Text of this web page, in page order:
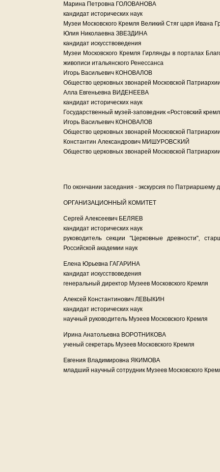
Марина Петровна ГОЛОВАНОВА
кандидат исторических наук
Музеи Московского Кремля Великий Стяг царя Ивана
Юлия Николаевна ЗВЕЗДИНА
кандидат искусствоведения
Музеи Московского Кремля Гирлянды в порталах
живописи итальянского Ренессанса
Игорь Васильевич КОНОВАЛОВ
Общество церковных звонарей Московской
Алла Евгеньевна ВИДЕНЕЕВА
кандидат исторических наук
Государственный музей-заповедник «Ростовский
Игорь Васильевич КОНОВАЛОВ
Общество церковных звонарей Московской
Константин Александрович МИШУРОВСКИЙ
Общество церковных звонарей Московской
По окончании заседания - экскурсия по Патриаршему
ОРГАНИЗАЦИОННЫЙ КОМИТЕТ
Сергей Алексеевич БЕЛЯЕВ
кандидат исторических наук
руководитель секции "Церковные древности",
Российской академии наук
Елена Юрьевна ГАГАРИНА
кандидат искусствоведения
генеральный директор Музеев Московского Кремля
Алексей Константинович ЛЕВЫКИН
кандидат исторических наук
научный руководитель Музеев Московского Кремля
Ирина Анатольевна ВОРОТНИКОВА
ученый секретарь Музеев Московского Кремля
Евгения Владимировна ЯКИМОВА
младший научный сотрудник Музеев Московского